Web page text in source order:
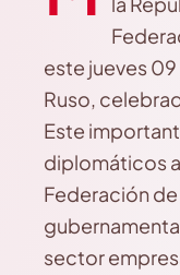
este jueves
Ruso,
Este
diplomáticos
Federación
sector